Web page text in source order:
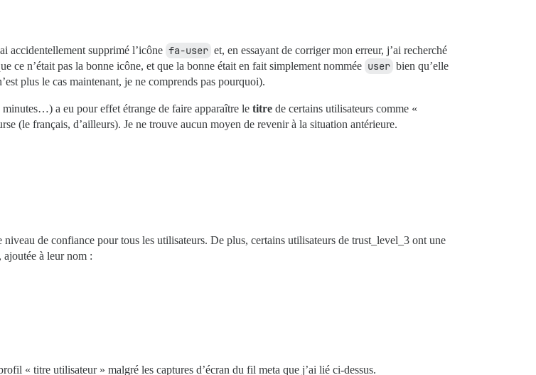
accidentellement supprimé l’icône fa-user et, en essayant de corriger mon erreur, j’ai recherché
ce n’était pas la bonne icône, et que la bonne était en fait simplement nommée user bien qu’elle
plus le cas maintenant, je ne comprends pas pourquoi).
minutes…) a eu pour effet étrange de faire apparaître le titre de certains utilisateurs comme «
(le français, d’ailleurs). Je ne trouve aucun moyen de revenir à la situation antérieure.
niveau de confiance pour tous les utilisateurs. De plus, certains utilisateurs de trust_level_3 ont une
ajoutée à leur nom :
« titre utilisateur » malgré les captures d’écran du fil meta que j’ai lié ci-dessus.